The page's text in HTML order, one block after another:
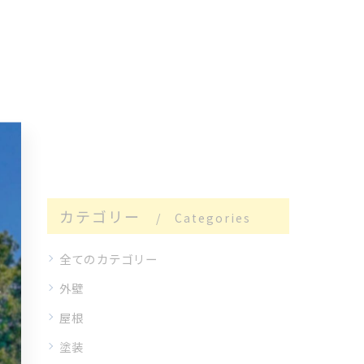
カテゴリー Categories
全てのカテゴリー
外壁
屋根
塗装